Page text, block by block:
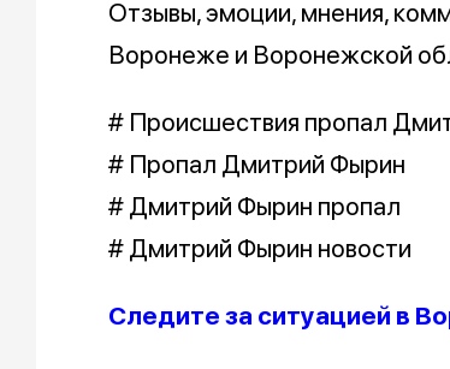
Отзывы, эмоции, мнения,
Воронеже и Воронежской
# Происшествия пропал
# Пропал Дмитрий Фырин
# Дмитрий Фырин пропал
# Дмитрий Фырин новости
Следите за ситуацией в